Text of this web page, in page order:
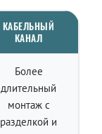
КАБЕЛЬНЫЙ
КАНАЛ
Более
длительный
монтаж с
разделкой и